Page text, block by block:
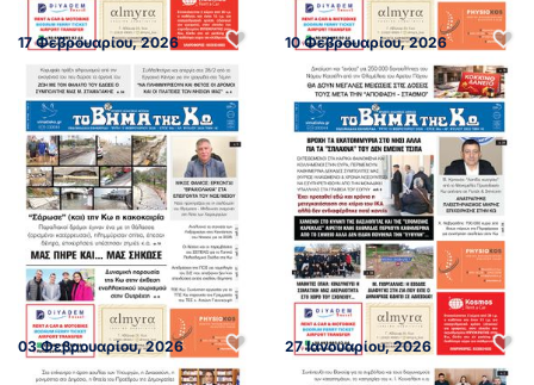
17 Φεβρουαρίου, 2026 10 Φεβρουαρίου, 2026
03 Φεβρουαρίου, 2026 27 Ιανουαρίου, 2026